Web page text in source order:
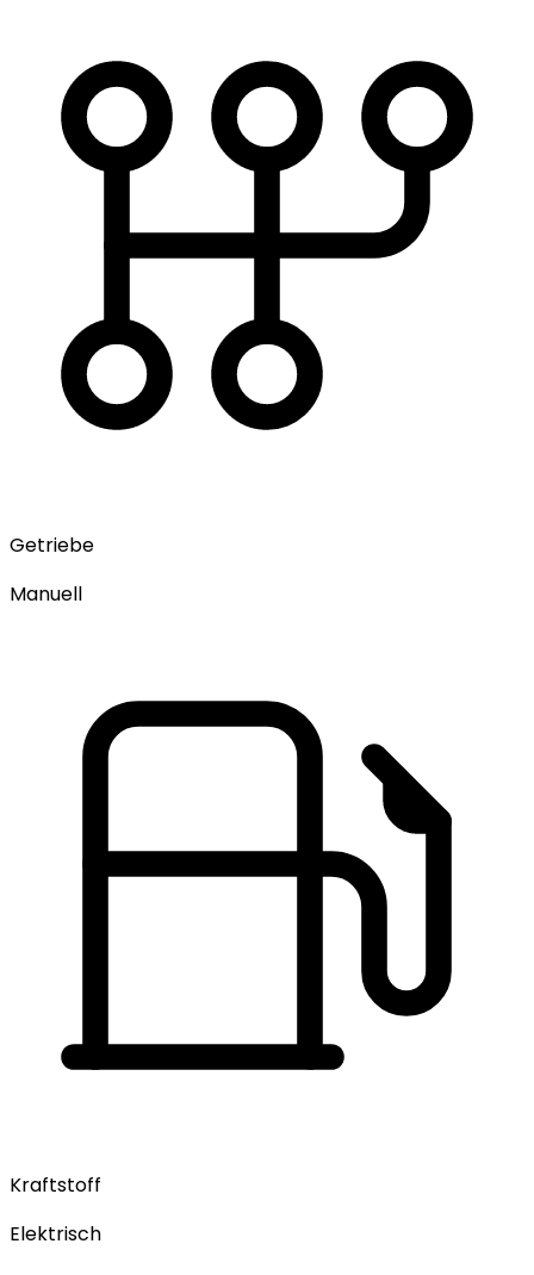
Getriebe
Manuell
Kraftstoff
Elektrisch